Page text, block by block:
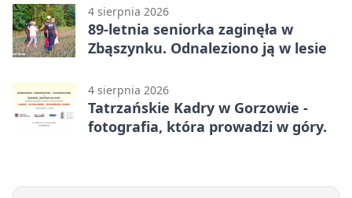
4 sierpnia 2026
89-letnia seniorka zaginęła w
Zbąszynku. Odnaleziono ją w lesie
4 sierpnia 2026
Tatrzańskie Kadry w Gorzowie -
fotografia, która prowadzi w góry.